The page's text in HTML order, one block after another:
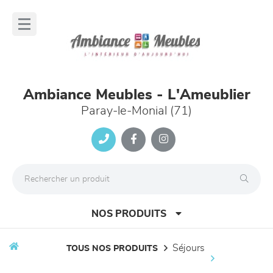
Ambiance Meubles - L'Ameublier
Paray-le-Monial (71)
NOS PRODUITS
TOUS NOS PRODUITS séjours